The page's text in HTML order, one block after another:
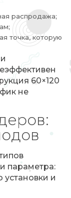
распродажа;
точка, которую
60×120
не
параметра:
и